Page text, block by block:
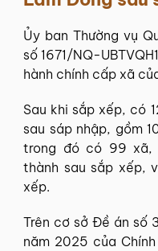
Ủy ban Thường vụ
số 1671/NQ-
hành chính cấp xã
Sau khi sắp xếp, có
sau sáp nhập, gồm
trong đó có 99 xã,
thành sau sắp xếp,
xếp.
Trên cơ sở Đề án số
năm 2025 của